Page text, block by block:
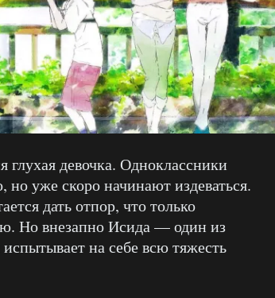
девочка. Одноклассники
уже скоро начинают издеваться.
дать отпор, что только
Но внезапно Исида — один из
на себе всю тяжесть